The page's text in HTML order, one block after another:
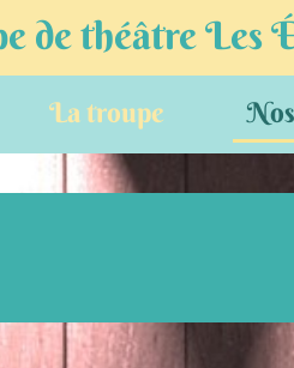
La troupe
de théâtre Les